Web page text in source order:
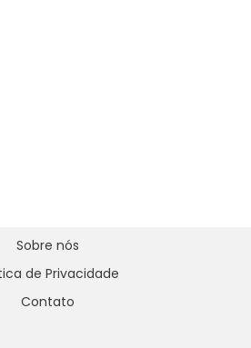
Sobre nós
de Privacidade
Contato